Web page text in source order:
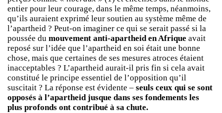
entier pour leur courage, dans le même temps, néanmoins,
qu’ils auraient exprimé leur soutien au système même de
l’apartheid ? Peut-on imaginer ce qui se serait passé si la
poussée du mouvement anti-apartheid en Afrique avait
reposé sur l’idée que l’apartheid en soi était une bonne
chose, mais que certaines de ses mesures atroces étaient
inacceptables ? L’apartheid aurait-il pris fin si cela avait
constitué le principe essentiel de l’opposition qu’il
suscitait ? La réponse est évidente – seuls ceux qui se sont
opposés à l’apartheid jusque dans ses fondements les
plus profonds ont contribué à sa chute.